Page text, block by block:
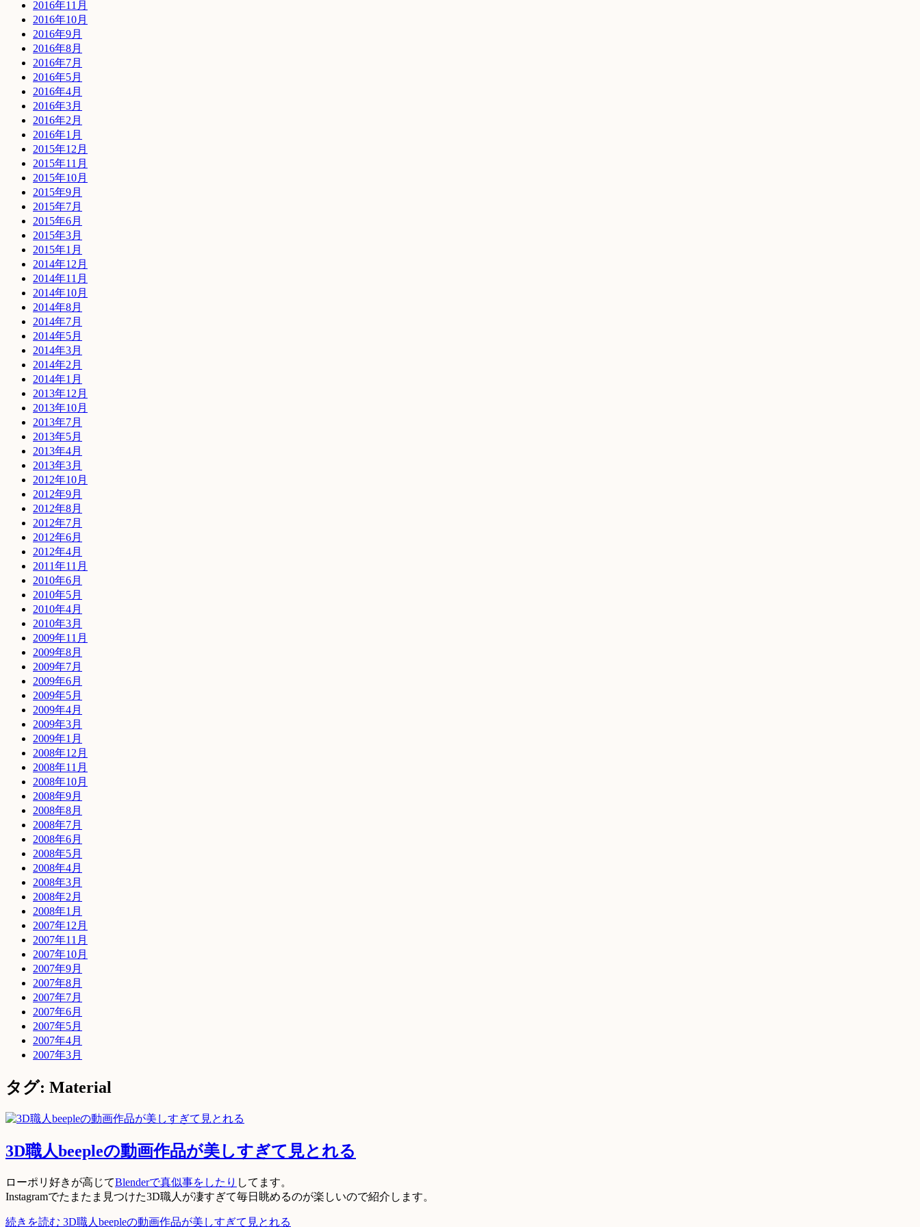
2016年11月
2016年10月
2016年9月
2016年8月
2016年7月
2016年5月
2016年4月
2016年3月
2016年2月
2016年1月
2015年12月
2015年11月
2015年10月
2015年9月
2015年7月
2015年6月
2015年3月
2015年1月
2014年12月
2014年11月
2014年10月
2014年8月
2014年7月
2014年5月
2014年3月
2014年2月
2014年1月
2013年12月
2013年10月
2013年7月
2013年5月
2013年4月
2013年3月
2012年10月
2012年9月
2012年8月
2012年7月
2012年6月
2012年4月
2011年11月
2010年6月
2010年5月
2010年4月
2010年3月
2009年11月
2009年8月
2009年7月
2009年6月
2009年5月
2009年4月
2009年3月
2009年1月
2008年12月
2008年11月
2008年10月
2008年9月
2008年8月
2008年7月
2008年6月
2008年5月
2008年4月
2008年3月
2008年2月
2008年1月
2007年12月
2007年11月
2007年10月
2007年9月
2007年8月
2007年7月
2007年6月
2007年5月
2007年4月
2007年3月
タグ: Material
3D職人beepleの動画作品が美しすぎて見とれる
ローポリ好きが高じてBlenderで真似事をしたり してます。
Instagramでたまたま見つけた3D職人が凄すぎて毎日眺めるのが楽しいので紹介します。
続きを読む 3D職人beepleの動画作品が美しすぎて見とれる